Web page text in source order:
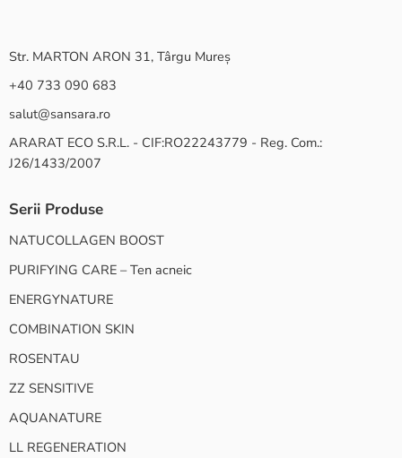
Str. MARTON ARON 31, Târgu Mureș
+40 733 090 683
salut@sansara.ro
ARARAT ECO S.R.L. - CIF:RO22243779 - Reg. Com.:
J26/1433/2007
Serii Produse
NATUCOLLAGEN BOOST
PURIFYING CARE – Ten acneic
ENERGYNATURE
COMBINATION SKIN
ROSENTAU
ZZ SENSITIVE
AQUANATURE
LL REGENERATION